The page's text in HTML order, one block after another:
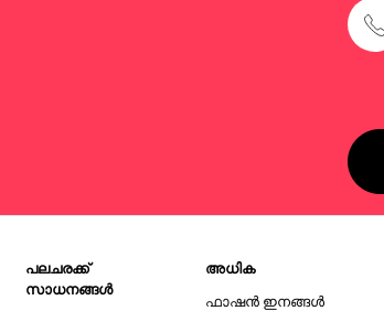
പലചരക്ക്
സാധനങ്ങൾ
അധിക
ഫാഷൻ ഇനങ്ങൾ